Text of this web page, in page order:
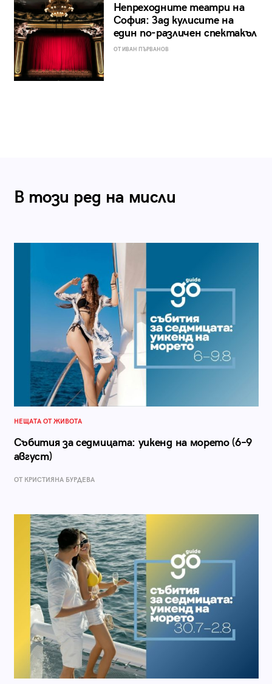
Непреходните театри на
София: Зад кулисите на
един по-различен спектакъл
ОТ ИВАН ПЪРВАНОВ
В този ред на мисли
НЕЩАТА ОТ ЖИВОТА
Събития за седмицата: уикенд на морето (6–9
август)
ОТ КРИСТИЯНА БУРДЕВА